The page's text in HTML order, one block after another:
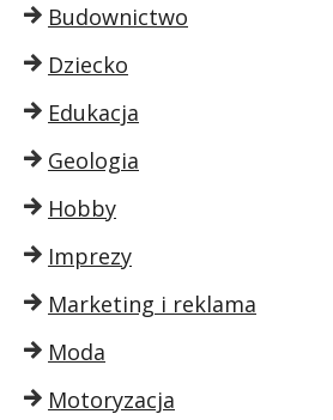
Budownictwo
Dziecko
Edukacja
Geologia
Hobby
Imprezy
Marketing i reklama
Moda
Motoryzacja